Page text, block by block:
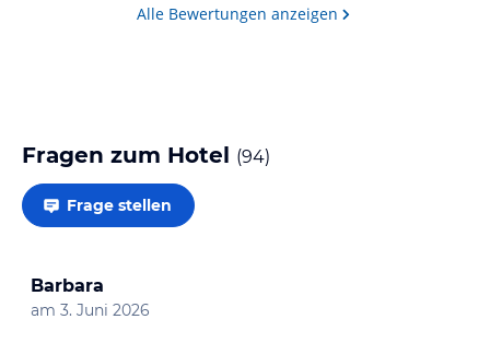
Alle Bewertungen anzeigen
Fragen zum Hotel (94)
Frage stellen
Barbara
am 3. Juni 2026